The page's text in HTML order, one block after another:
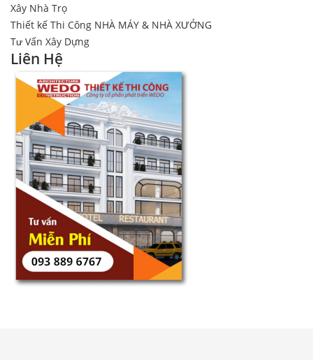
Xây Nhà Trọ
Thiết kế Thi Công NHÀ MÁY & NHÀ XƯỞNG
Tư Vấn Xây Dựng
Liên Hệ